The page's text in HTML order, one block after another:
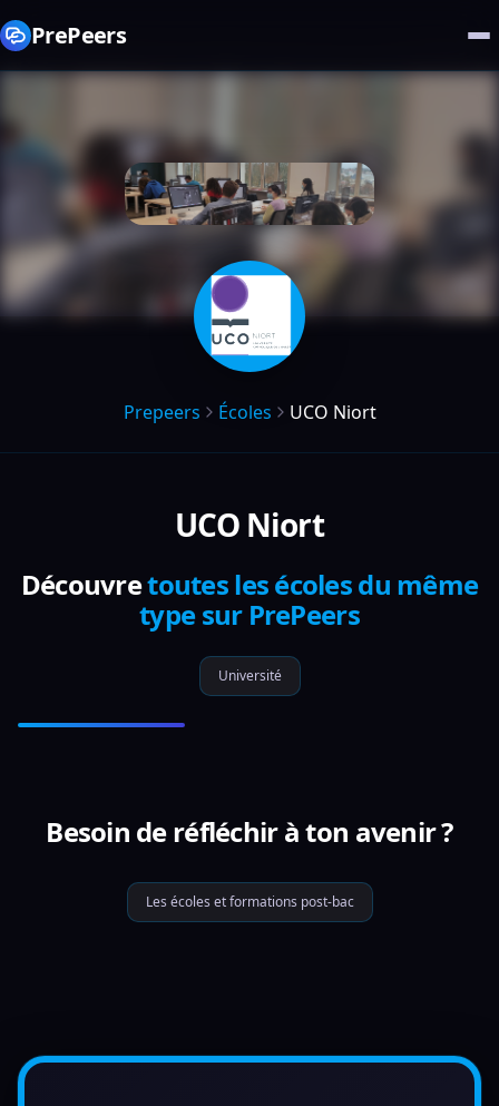
PrePeers
Prepeers Écoles UCO Niort
UCO Niort
Découvretoutes les écoles du même
type sur PrePeers
Université
Besoin de réfléchir à ton avenir ?
Les écoles et formations post-bac